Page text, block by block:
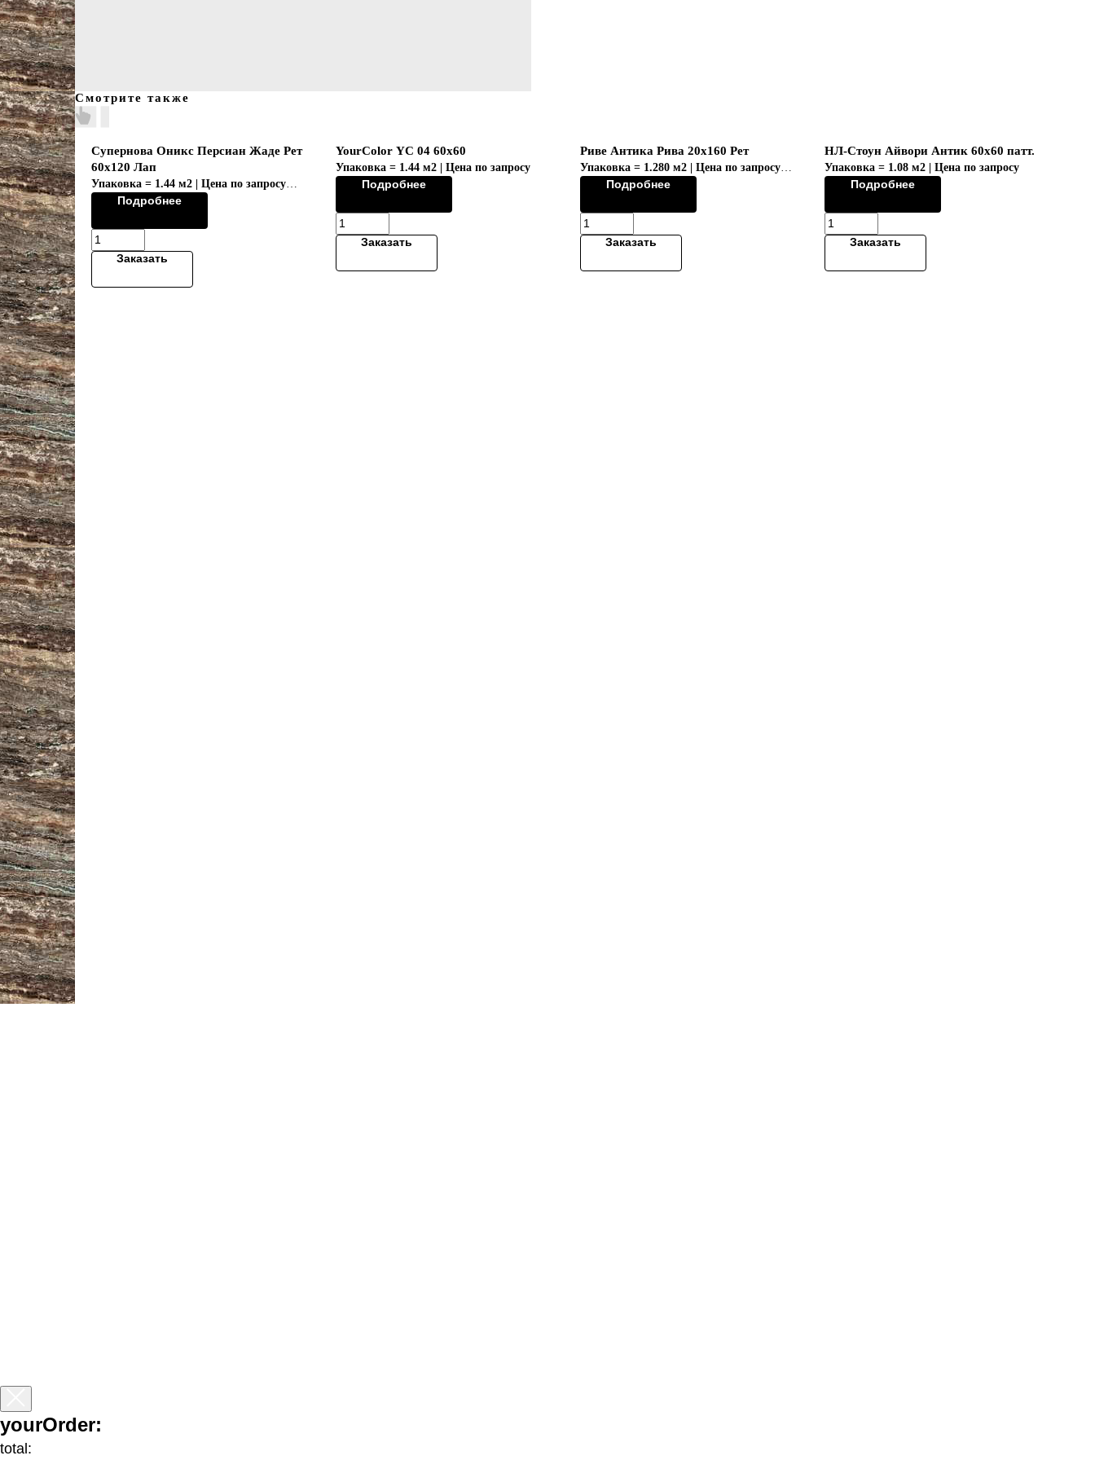
Смотрите также
Супернова Оникс Персиан Жаде Рет
60x120 Лап
Упаковка = 1.44 м2 | Цена по запросу
Коллекция "SUPERNOVA ONYX/
Подробнее
Заказать
YourColor YC 04 60x60
Упаковка = 1.44 м2 | Цена по запросу
Подробнее
Заказать
Риве Антика Рива 20x160 Рет
Упаковка = 1.280 м2 | Цена по запросу
Коллекция "RIVE/РИВЕ"
Подробнее
Заказать
НЛ-Стоун Айвори Антик 60х60 патт.
Упаковка = 1.08 м2 | Цена по запросу
Подробнее
Заказать
yourOrder:
total: